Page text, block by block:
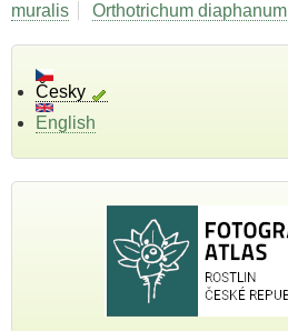
muralis
Orthotrichum diaphanum
Česky
English